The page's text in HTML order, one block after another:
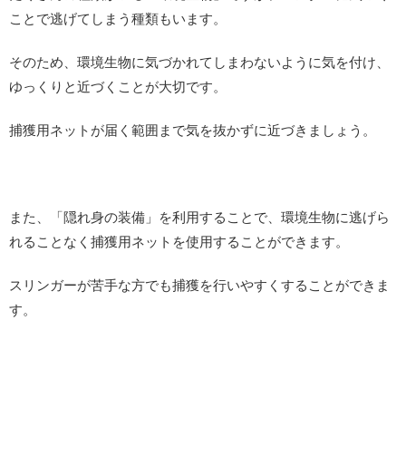
ことで逃げてしまう種類もいます。
そのため、環境生物に気づかれてしまわないように気を付け、
ゆっくりと近づくことが大切です。
捕獲用ネットが届く範囲まで気を抜かずに近づきましょう。
また、「隠れ身の装備」を利用することで、環境生物に逃げら
れることなく捕獲用ネットを使用することができます。
スリンガーが苦手な方でも捕獲を行いやすくすることができま
す。